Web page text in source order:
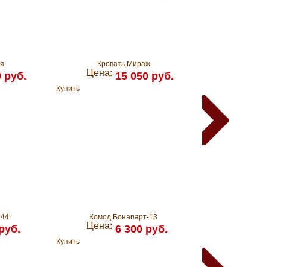
руб.
Кровать Мираж
Цена: 15 050 руб.
Купить
Комод Бонапарт-13
Цена: 6 300 руб.
Купить